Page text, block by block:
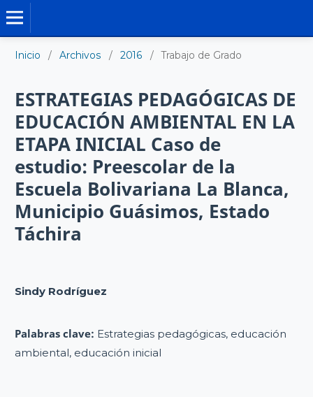
Inicio / Archivos / 2016 / Trabajo de Grado
ESTRATEGIAS PEDAGÓGICAS DE
EDUCACIÓN AMBIENTAL EN LA
ETAPA INICIAL Caso de
estudio: Preescolar de la
Escuela Bolivariana La Blanca,
Municipio Guásimos, Estado
Táchira
Sindy Rodríguez
Palabras clave: Estrategias pedagógicas, educación
ambiental, educación inicial